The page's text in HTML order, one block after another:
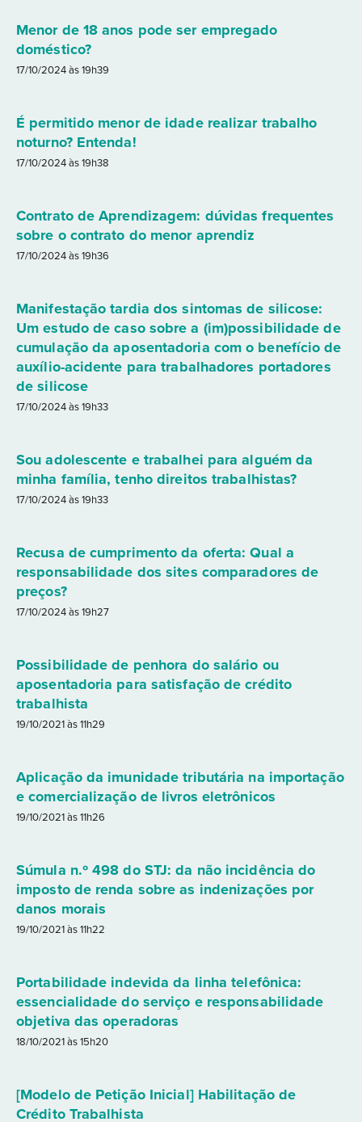
Menor de 18 anos pode ser empregado
doméstico?
17/10/2024 às 19h39
É permitido menor de idade realizar trabalho
noturno? Entenda!
17/10/2024 às 19h38
Contrato de Aprendizagem: dúvidas frequentes
sobre o contrato do menor aprendiz
17/10/2024 às 19h36
Manifestação tardia dos sintomas de silicose:
Um estudo de caso sobre a (im)possibilidade de
cumulação da aposentadoria com o benefício de
auxílio-acidente para trabalhadores portadores
de silicose
17/10/2024 às 19h33
Sou adolescente e trabalhei para alguém da
minha família, tenho direitos trabalhistas?
17/10/2024 às 19h33
Recusa de cumprimento da oferta: Qual a
responsabilidade dos sites comparadores de
preços?
17/10/2024 às 19h27
Possibilidade de penhora do salário ou
aposentadoria para satisfação de crédito
trabalhista
19/10/2021 às 11h29
Aplicação da imunidade tributária na importação
e comercialização de livros eletrônicos
19/10/2021 às 11h26
Súmula n.º 498 do STJ: da não incidência do
imposto de renda sobre as indenizações por
danos morais
19/10/2021 às 11h22
Portabilidade indevida da linha telefônica:
essencialidade do serviço e responsabilidade
objetiva das operadoras
18/10/2021 às 15h20
[Modelo de Petição Inicial] Habilitação de
Crédito Trabalhista